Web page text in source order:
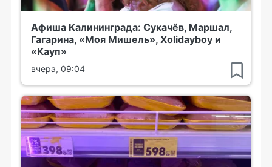
Афиша Калининграда: Сукачёв, Маршал,
Гагарина, «Моя Мишель», Xolidayboy и
«Кауп»
вчера, 09:04